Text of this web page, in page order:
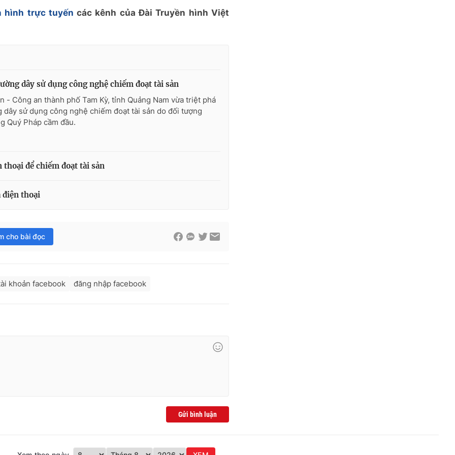
hình trực tuyến các kênh của Đài Truyền hình Việt
dây sử dụng công nghệ chiếm đoạt tài sản
- Công an thành phố Tam Kỳ, tỉnh Quảng Nam vừa triệt phá
dây sử dụng công nghệ chiếm đoạt tài sản do đối tượng
Quý Pháp cầm đầu.
để chiếm đoạt tài sản
điện thoại
cho bài đọc
khoản facebook đăng nhập facebook
Gửi bình luận